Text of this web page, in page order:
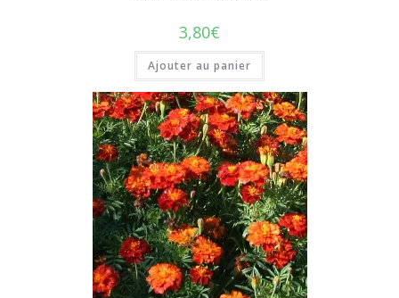
3,80€
Ajouter au panier